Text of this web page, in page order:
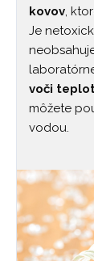
kovov,
Je
voči
môžete
vodou.